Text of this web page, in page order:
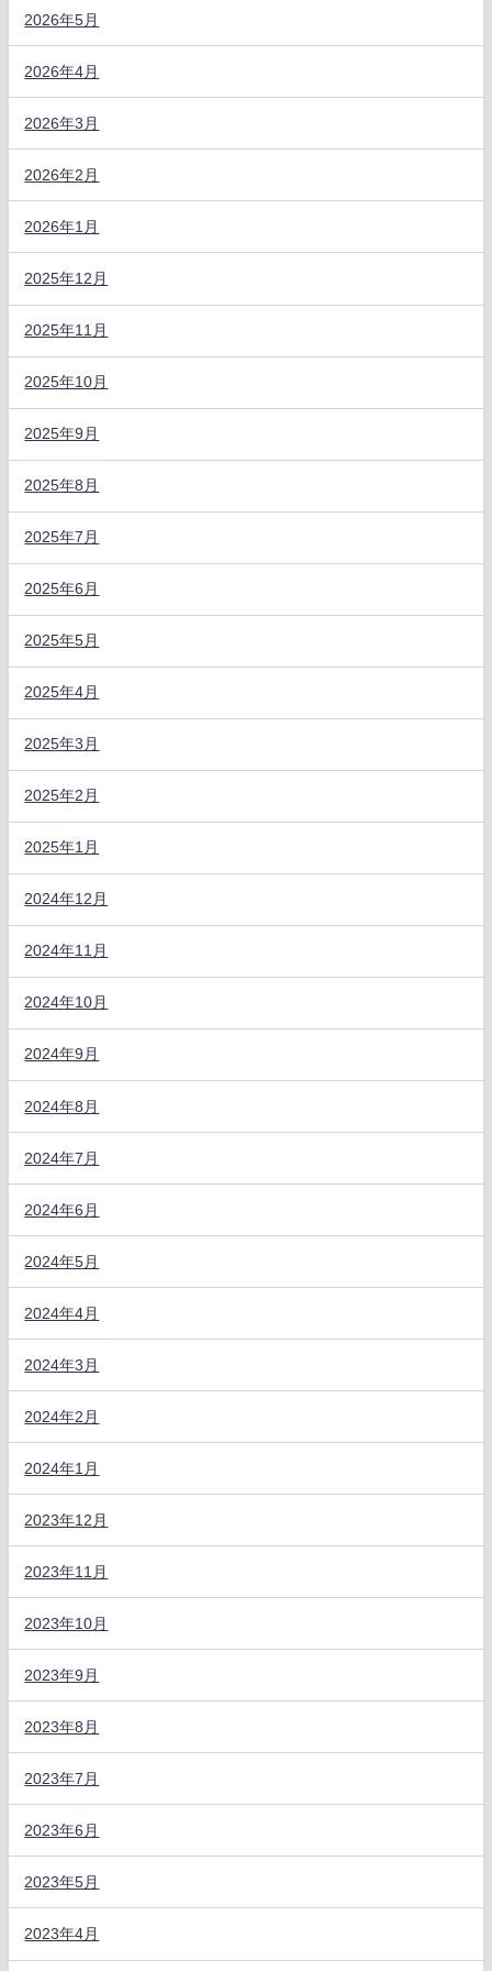
2026年5月
2026年4月
2026年3月
2026年2月
2026年1月
2025年12月
2025年11月
2025年10月
2025年9月
2025年8月
2025年7月
2025年6月
2025年5月
2025年4月
2025年3月
2025年2月
2025年1月
2024年12月
2024年11月
2024年10月
2024年9月
2024年8月
2024年7月
2024年6月
2024年5月
2024年4月
2024年3月
2024年2月
2024年1月
2023年12月
2023年11月
2023年10月
2023年9月
2023年8月
2023年7月
2023年6月
2023年5月
2023年4月